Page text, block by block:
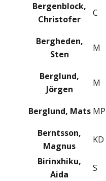
Bergenblock,
Christofer
C
Bergheden,
Sten
M
Berglund,
Jörgen
M
Berglund, Mats MP
Berntsson,
Magnus
KD
Birinxhiku,
Aida
S